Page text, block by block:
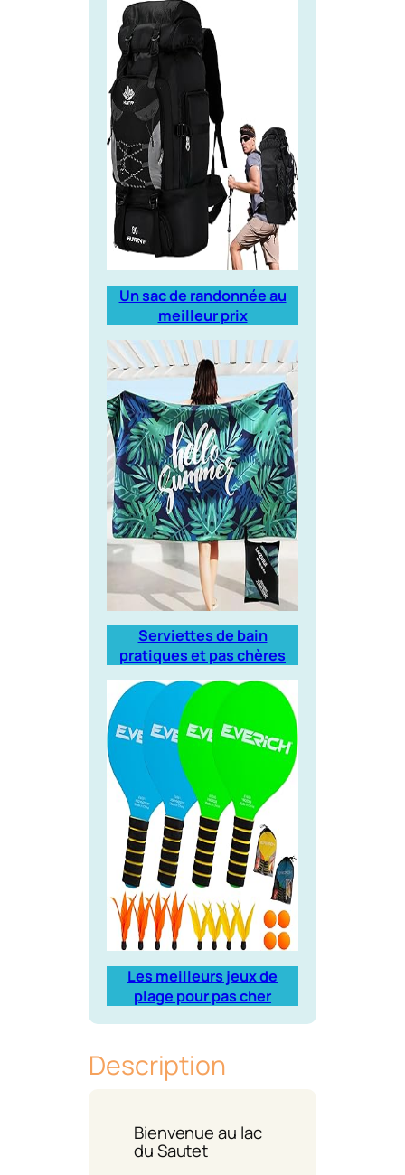
Un sac de randonnée au
meilleur prix
Serviettes de bain
pratiques et pas chères
Les meilleurs jeux de
plage pour pas cher
Description
Bienvenue au lac
du Sautet